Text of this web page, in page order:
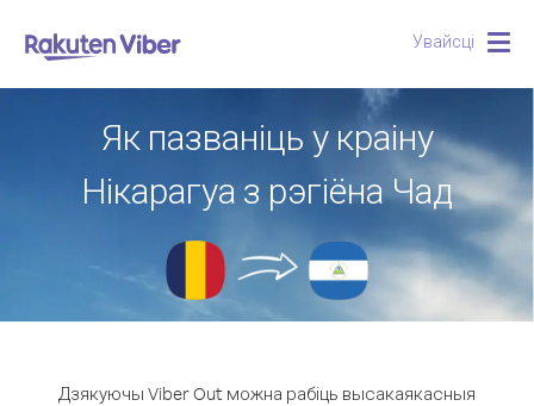
Увайсці
Як пазваніць у краіну
Нікарагуа з рэгіёна Чад
Дзякуючы Viber Out можна рабіць высакаякасныя